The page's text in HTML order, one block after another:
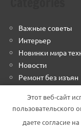
Важные советы
Интерьер
Новинки мира
Новости
Ремонт без изъян
Финансовый
Тема WordPress:
Этот веб-сайт
пользовательского
даете согласие